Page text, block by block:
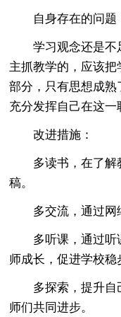
自身存在的问题
学习观念还是不
主抓教学的，应该
部分，只有思想成
充分发挥自己在这一
改进措施：
多读书，在了解
稿。
多交流，通过网络
多听课，通过听
师成长，促进学校稳
多探索，提升自
师们共同进步。